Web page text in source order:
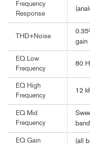
Frequency
Response
THD+Noise
gain
EQ Low
Frequency
80
EQ High
Frequency
12
EQ Mid
Frequency
EQ Gain (all